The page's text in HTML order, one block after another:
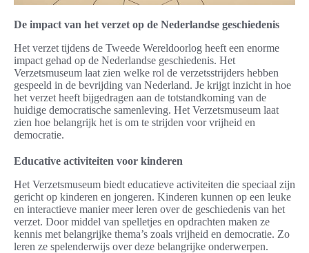
De impact van het verzet op de Nederlandse geschiedenis
Het verzet tijdens de Tweede Wereldoorlog heeft een enorme
impact gehad op de Nederlandse geschiedenis. Het
Verzetsmuseum laat zien welke rol de verzetsstrijders hebben
gespeeld in de bevrijding van Nederland. Je krijgt inzicht in hoe
het verzet heeft bijgedragen aan de totstandkoming van de
huidige democratische samenleving. Het Verzetsmuseum laat
zien hoe belangrijk het is om te strijden voor vrijheid en
democratie.
Educative activiteiten voor kinderen
Het Verzetsmuseum biedt educatieve activiteiten die speciaal zijn
gericht op kinderen en jongeren. Kinderen kunnen op een leuke
en interactieve manier meer leren over de geschiedenis van het
verzet. Door middel van spelletjes en opdrachten maken ze
kennis met belangrijke thema’s zoals vrijheid en democratie. Zo
leren ze spelenderwijs over deze belangrijke onderwerpen.